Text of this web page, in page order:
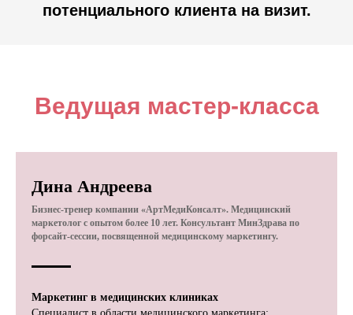
потенциального клиента на визит.
Ведущая мастер-класса
Дина Андреева
Бизнес-тренер компании «АртМедиКонсалт». Медицинский
маркетолог с опытом более 10 лет. Консультант МинЗдрава по
форсайт-сессии, посвященной медицинскому маркетингу.
Маркетинг в медицинских клиниках